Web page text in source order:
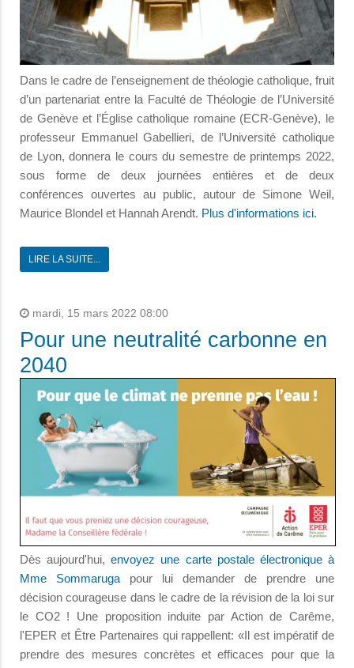
Dans le cadre de l’enseignement de théologie catholique, fruit
d’un partenariat entre la Faculté de Théologie de l’Université
de Genève et l’Église catholique romaine (ECR-Genève), le
professeur Emmanuel Gabellieri, de l’Université catholique
de Lyon, donnera le cours du semestre de printemps 2022,
sous forme de deux journées entières et de deux
conférences ouvertes au public, autour de Simone Weil,
Maurice Blondel et Hannah Arendt. Plus d'informations ici.
LIRE LA SUITE...
mardi, 15 mars 2022 08:00
Pour une neutralité carbonne en
2040
Dès aujourd'hui,envoyez une carte postale électronique à
Mme Sommaruga pour lui demander de prendre une
décision courageuse dans le cadre de la révision de la loi sur
le CO2 ! Une proposition induite par Action de Carême,
l'EPER et Être Partenaires qui rappellent: «Il est impératif de
prendre des mesures concrètes et efficaces pour que la